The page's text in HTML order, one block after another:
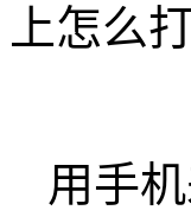
上怎么
用手